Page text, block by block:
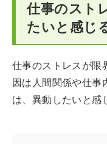
ストレスによる部署
仕事のスト
たいと感じ
仕事のストレスが限
因は人間関係や仕事
は、異動したいと感